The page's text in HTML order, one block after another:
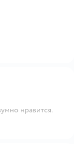
нравится.